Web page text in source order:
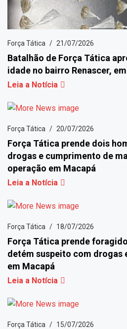
Força Tática 21/07/2026
Batalhão de Força Tática
idade no bairro Renascer,
Leia a Notícia
Força Tática 20/07/2026
Força Tática prende dois
drogas e cumprimento de
operação em Macapá
Leia a Notícia
Força Tática 18/07/2026
Força Tática prende
detém suspeito com drogas
em Macapá
Leia a Notícia
Força Tática 15/07/2026